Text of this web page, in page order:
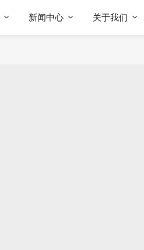
新闻中心 关于我们